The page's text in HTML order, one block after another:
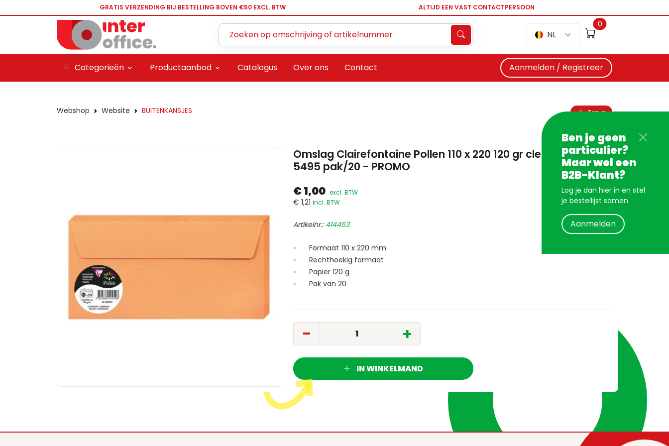
GRATIS VERZENDING BIJ BESTELLING BOVEN €50 EXCL. BTW ALTIJD EEN VAST CONTACTPERSOON
NL
0
Categorieën Productaanbod Catalogus Over ons Contact Aanmelden / Registreer
Ben je geen
particulier?
Maar wel een
B2B-Klant?
Log je dan hier in en stel
je bestellijst samen
Aanmelden
Webshop Website BUITENKANSJES Terug
Omslag Clairefontaine Pollen 110 x 220 120 gr clementine
5495 pak/20 - PROMO
€ 1,00 excl. BTW
€ 1,21 incl. BTW
Artikelnr.: 414453
Formaat 110 x 220 mm
Rechthoekig formaat
Papier 120 g
Pak van 20
- +
IN WINKELMAND